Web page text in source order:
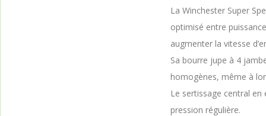
La Winchester Super
optimisé entre
augmenter la vitesse
Sa bourre jupe à 4
homogènes, même à
Le sertissage central
pression régulière.